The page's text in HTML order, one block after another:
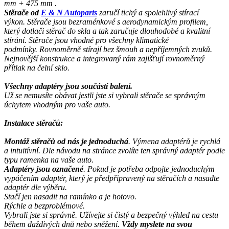
mm + 475 mm .
Stěrače od E & N Autoparts zaručí tichý a spolehlivý stírací
výkon. Stěrače jsou bezraménkové s aerodynamickým profilem,
který dotlači stěrač do skla a tak zaručuje dlouhodobé a kvalitní
stírání. Stěrače jsou vhodné pro všechny klimatické
podmínky. Rovnoměrně stírají bez šmouh a nepříjemných zvuků.
Nejnovější konstrukce a integrovaný rám zajišťují rovnoměrný
přítlak na čelní sklo.
Všechny adaptéry jsou součástí balení.
Už se nemusíte obávat jestli jste si vybrali stěrače se správným
úchytem vhodným pro vaše auto.
Instalace stěračů:
Montáž stěračů od nás je jednoduchá. Výmena adaptérů je rychlá
a intuitívní. Dle návodu na stránce zvolíte ten správný adaptér podle
typu ramenka na vaše auto.
Adaptéry jsou označené. Pokud je potřeba odpojte jednoduchým
vypáčením adaptér, který je předpřipravený na stěračích a nasadte
adaptér dle výběru.
Stačí jen nasadit na ramínko a je hotovo.
Rýchle a bezproblémové.
Vybrali jste si správně. Užívejte si čistý a bezpečný výhled na cestu
během daždivých dnů nebo sněžení. Vždy myslete na svou